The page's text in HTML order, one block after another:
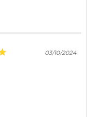
03/10/2024